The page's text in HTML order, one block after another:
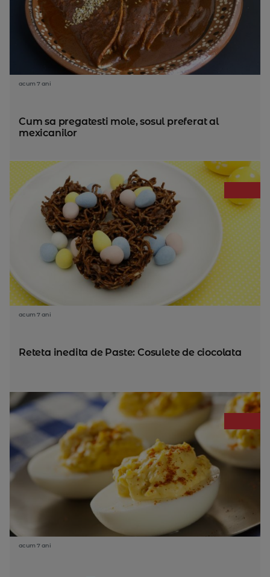
acum 7 ani
Cum sa pregatesti mole, sosul preferat al
mexicanilor
acum 7 ani
Reteta inedita de Paste: Cosulete de ciocolata
acum 7 ani